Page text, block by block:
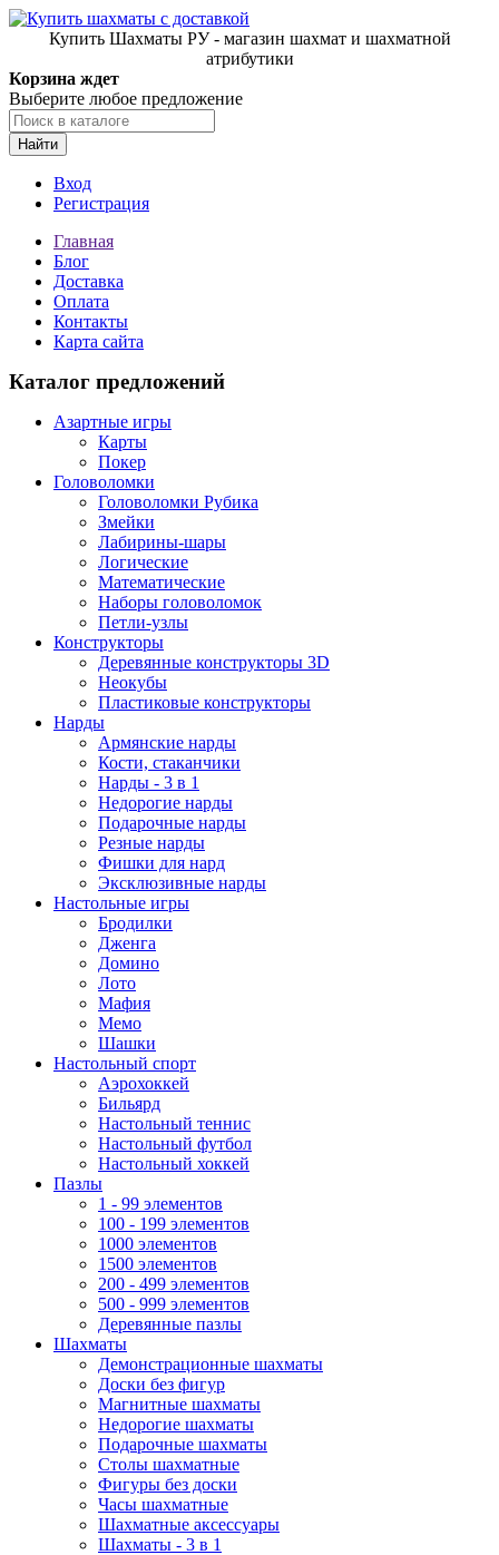
Купить Шахматы РУ - магазин шахмат и шахматной
атрибутики
Корзина ждет
Выберите любое предложение
Найти
Вход
Регистрация
Главная
Блог
Доставка
Оплата
Контакты
Карта сайта
Каталог предложений
Азартные игры
Карты
Покер
Головоломки
Головоломки Рубика
Змейки
Лабирины-шары
Логические
Математические
Наборы головоломок
Петли-узлы
Конструкторы
Деревянные конструкторы 3D
Неокубы
Пластиковые конструкторы
Нарды
Армянские нарды
Кости, стаканчики
Нарды - 3 в 1
Недорогие нарды
Подарочные нарды
Резные нарды
Фишки для нард
Эксклюзивные нарды
Настольные игры
Бродилки
Дженга
Домино
Лото
Мафия
Мемо
Шашки
Настольный спорт
Аэрохоккей
Бильярд
Настольный теннис
Настольный футбол
Настольный хоккей
Пазлы
1 - 99 элементов
100 - 199 элементов
1000 элементов
1500 элементов
200 - 499 элементов
500 - 999 элементов
Деревянные пазлы
Шахматы
Демонстрационные шахматы
Доски без фигур
Магнитные шахматы
Недорогие шахматы
Подарочные шахматы
Столы шахматные
Фигуры без доски
Часы шахматные
Шахматные аксессуары
Шахматы - 3 в 1